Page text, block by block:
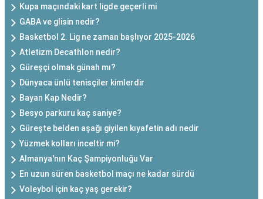
Kupa maçındaki kart ligde geçerli mi
GABA ve glisin nedir?
Basketbol 2. Lig ne zaman başlıyor 2025-2026
Atletizm Decathlon nedir?
Güreşçi olmak günah mı?
Dünyaca ünlü tenisçiler kimlerdir
Bayan Kap Nedir?
Besyo parkuru kaç saniye?
Güreşte belden aşağı giyilen kıyafetin adı nedir
Yüzmek kolları inceltir mi?
Almanya'nın Kaç Şampiyonluğu Var
En uzun süren basketbol maçı ne kadar sürdü
Voleybol için kaç yaş gerekir?